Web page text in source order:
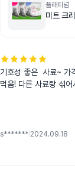
플래티넘
미트 크
기호성 좋은  사료~ 가
먹음! 다른 사료랑 섞
s******* 2024.09.18